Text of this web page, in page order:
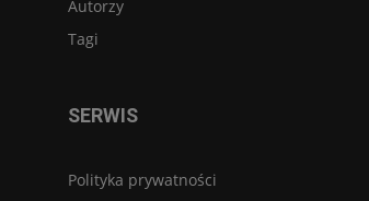
Autorzy
Tagi
SERWIS
Polityka prywatności